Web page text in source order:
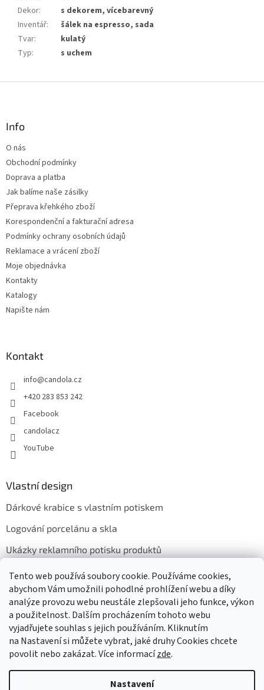
Tento web používá soubory cookie. Používáme cookies,
abychom Vám umožnili pohodlné prohlížení webu a díky
analýze provozu webu neustále zlepšovali jeho funkce, výkon
a použitelnost. Dalším procházením tohoto webu
vyjadřujete souhlas s jejich používáním. Kliknutím
na Nastavení si můžete vybrat, jaké druhy Cookies chcete
povolit nebo zakázat. Více informacízde.
Nastavení
Dekor:
s dekorem, vícebarevný
Inventář:
šálek na espresso, sada
Tvar:
kulatý
Typ: s uchem
Info
O nás
Obchodní podmínky
Doprava a platba
Jak balíme naše zásilky
Přeprava křehkého zboží
Korespondenční a fakturační adresa
Podmínky ochrany osobních údajů
Reklamace a vrácení zboží
Moje objednávka
Kontakty
Katalogy
Napište nám
Kontakt
info@candola.cz
+420 283 853 242
Facebook
candolacz
YouTube
Vlastní design
Dárkové krabice s vlastním potiskem
Logování porcelánu a skla
Ukázky reklamního potisku produktů
Přijímáme online platby